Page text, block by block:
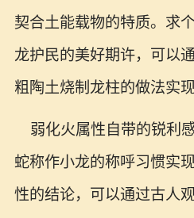
契合土能载物的特质。求
龙护民的美好期许，可以
粗陶土烧制龙柱的做法实现
弱化火属性自带的锐利
蛇称作小龙的称呼习惯实
性的结论，可以通过古人